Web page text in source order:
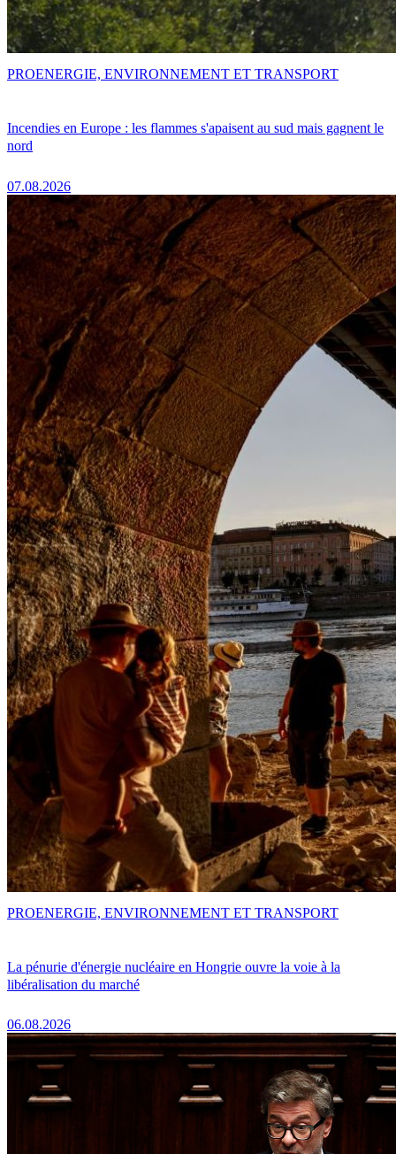
Incendies en Europe : les flammes s'apaisent au sud mais gagnent le
nord
07.08.2026
PROENERGIE, ENVIRONNEMENT ET TRANSPORT
La pénurie d'énergie nucléaire en Hongrie ouvre la voie à la
libéralisation du marché
06.08.2026
PROENERGIE, ENVIRONNEMENT ET TRANSPORT